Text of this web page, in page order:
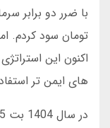
تومان سود کردم.
اکنون این
های ایمن تر